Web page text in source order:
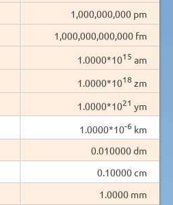
1,000,000,000 pm
1,000,000,000,000 fm
1.0000*1015 am
1.0000*1018 zm
1.0000*1021 ym
1.0000*10-6 km
0.010000 dm
0.10000 cm
1.0000 mm